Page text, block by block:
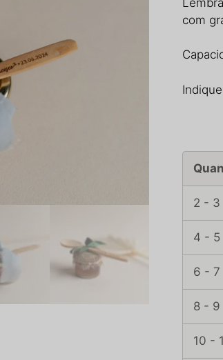
com
2 - 3
4 - 5
6 - 7
8 - 9
10 -